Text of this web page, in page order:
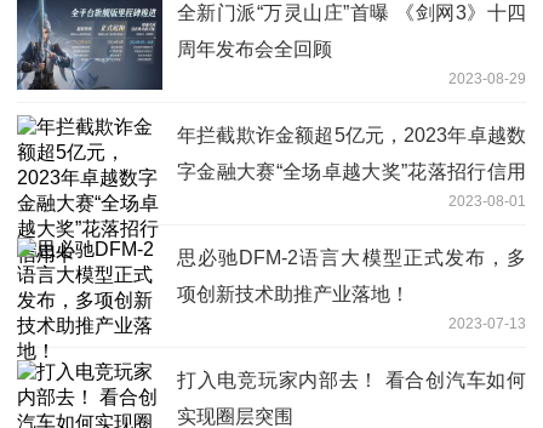
全新门派“万灵山庄”首曝 《剑网3》十四
周年发布会全回顾
2023-08-29
年拦截欺诈金额超5亿元，2023年卓越数
字金融大赛“全场卓越大奖”花落招行信用
2023-08-01
思必驰DFM-2语言大模型正式发布，多
项创新技术助推产业落地！
2023-07-13
打入电竞玩家内部去！ 看合创汽车如何
实现圈层突围